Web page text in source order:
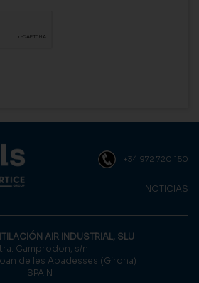
+34 972 720 150
NOTICIAS
AIR INDUSTRIAL, SLU
Camprodon, s/n
de les Abadesses (Girona)
SPAIN